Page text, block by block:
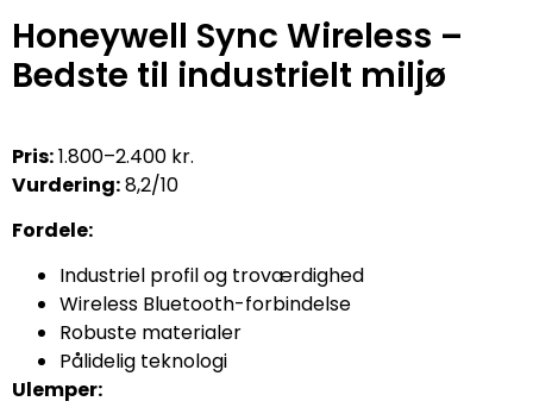
Honeywell Sync Wireless –
Bedste til industrielt miljø
Pris:1.800–2.400 kr.
Vurdering:8,2/10
Fordele:
Industriel profil og troværdighed
Wireless Bluetooth-forbindelse
Robuste materialer
Pålidelig teknologi
Ulemper: